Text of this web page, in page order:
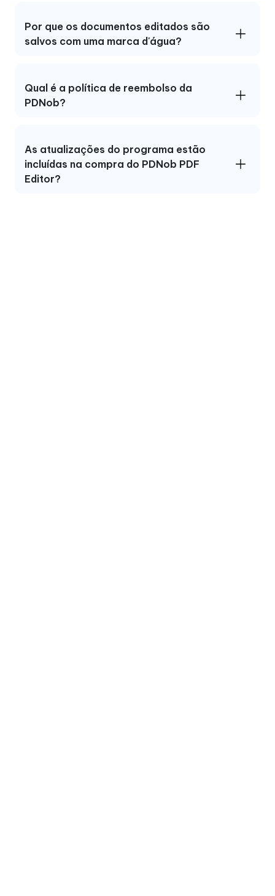
Por que os documentos editados são
salvos com uma marca d'água?
Qual é a política de reembolso da
PDNob?
As atualizações do programa estão
incluídas na compra do PDNob PDF
Editor?